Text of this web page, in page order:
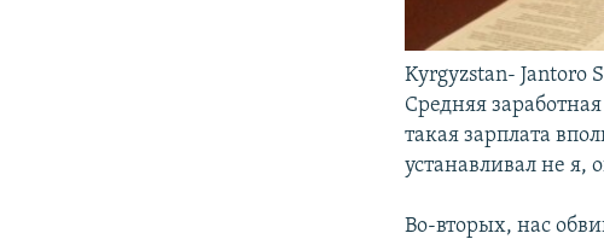
Kyrgyzstan- Jantoro
Средняя
такая зарплата
устанавливал не я,
Во-вторых, нас